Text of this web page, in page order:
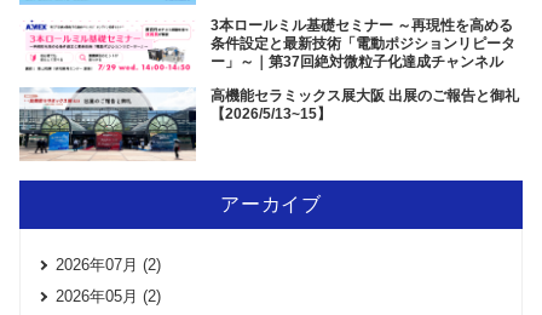
3本ロールミル基礎セミナー ～再現性を高める
条件設定と最新技術「電動ポジションリピータ
ー」～｜第37回絶対微粒子化達成チャンネル
高機能セラミックス展大阪 出展のご報告と御礼
【2026/5/13~15】
アーカイブ
2026年07月 (2)
2026年05月 (2)